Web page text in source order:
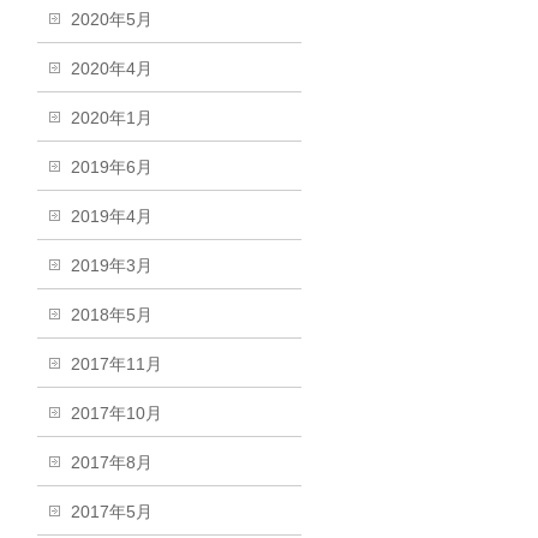
2020年5月
2020年4月
2020年1月
2019年6月
2019年4月
2019年3月
2018年5月
2017年11月
2017年10月
2017年8月
2017年5月